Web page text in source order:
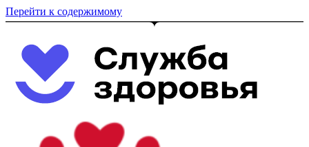
Перейти к содержимому